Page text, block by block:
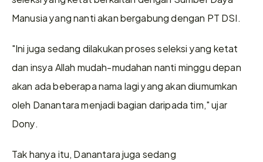
Manusia yang nanti akan bergabung dengan PT DSI.
"Ini juga sedang dilakukan proses seleksi yang ketat
dan insya Allah mudah-mudahan nanti minggu depan
akan ada beberapa nama lagi yang akan diumumkan
oleh Danantara menjadi bagian daripada tim," ujar
Dony.
Tak hanya itu, Danantara juga sedang